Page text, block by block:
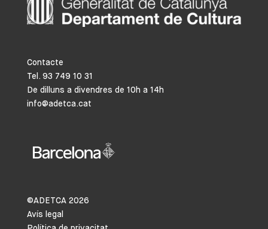
Contacte
Tel. 93 749 10 31
De dilluns a divendres de 10h a 14h
info@adetca.cat
©ADETCA 2026
Avís legal